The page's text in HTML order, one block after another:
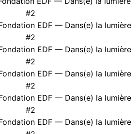
#2
EDF — Dans(e) la lumière
#2
EDF — Dans(e) la lumière
#2
EDF — Dans(e) la lumière
#2
EDF — Dans(e) la lumière
#2
EDF — Dans(e) la lumière